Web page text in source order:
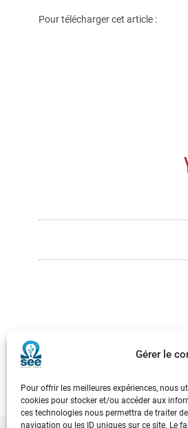
Gérer le
Pour offrir les meilleures expériences, nous
cookies pour stocker et/ou accéder aux
ces technologies nous permettra de traiter
navigation ou les ID uniques sur ce site. Le
Pour télécharger cet article :